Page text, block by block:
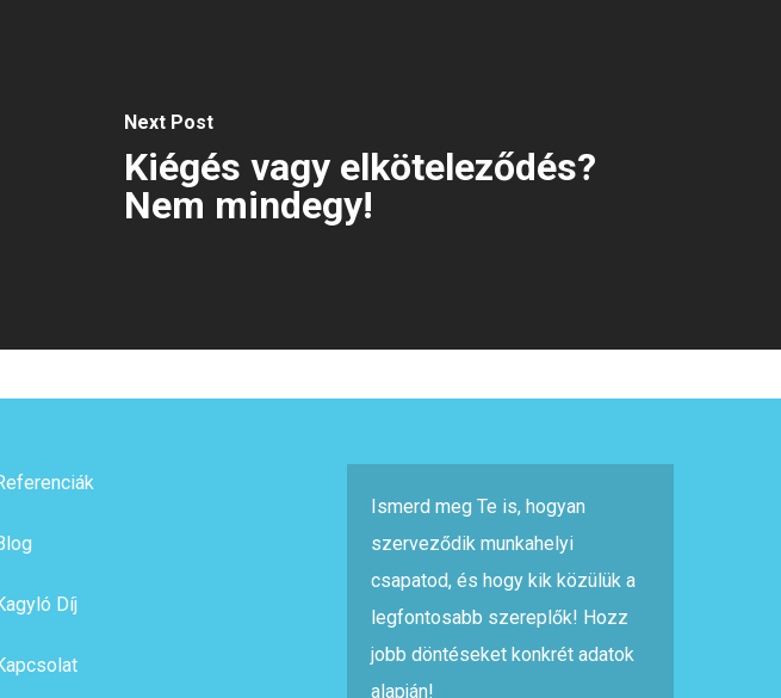
Next Post
Kiégés vagy elköteleződés?
Nem mindegy!
Díj
Ismerd meg Te is, hogyan
szerveződik munkahelyi
csapatod, és hogy kik közülük a
legfontosabb szereplők! Hozz
jobb döntéseket konkrét adatok
alapján!